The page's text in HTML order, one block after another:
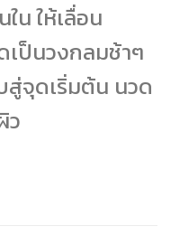
น ให้เลื่อน
ป็นวงกลมช้าๆ
จุดเริ่มต้น นวด
ว